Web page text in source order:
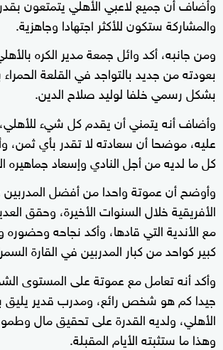
والمشاركة ستكون للأكثر اجتهادا وجاهزية.
ومن جانبه، أكد وائل جمعة مدير الكره
بعودته من جديد بالتواجد في القلعة
بشكل رسمي خلفا لوليد صلاح الدين.
وأضاف أنه يتمني أن يقدم كل شيء
عليه، موضحا أن سعادته لا تقدر بأي ثمن،
كل ما لديه من أجل النادي وإسعاد جماهيره
وأوضح أن عموتة واحدا من أفضل المدربين
الأفريقية خلال السنوات الأخيرة، وحقق
مع الأندية التي قادها، وأكد نجاحه
كبير كواحد من كبار المدربين في القارة
وأكد أنه تعامل مع عموتة على المستوى
جيدا كم هو شخص رائع، ومدرب قدير يليق
الأهلي، ولديه القدرة على تحقيق مال
وهذا ما ستثبته الأيام المقبلة.